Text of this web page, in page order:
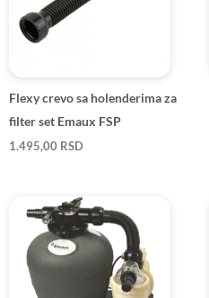
Flexy crevo sa holenderima za
filter set Emaux FSP
1.495,00 RSD